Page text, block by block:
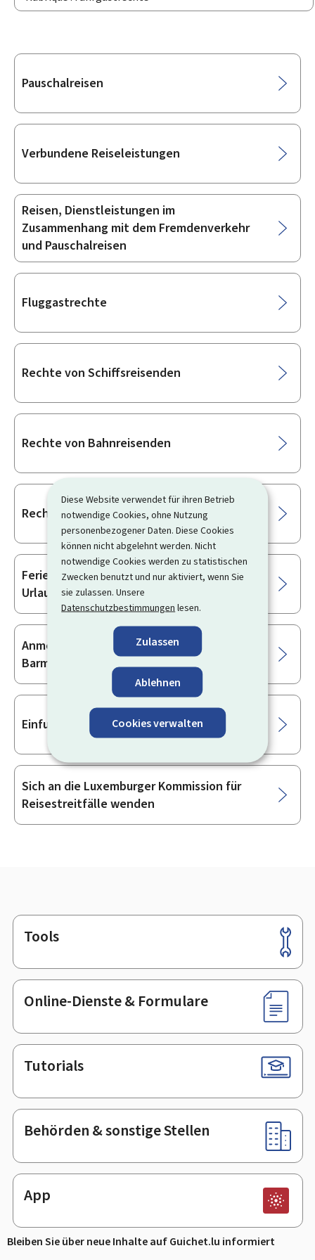
Diese Website verwendet für ihren Betrieb
notwendige Cookies, ohne Nutzung
personenbezogener Daten. Diese Cookies
können nicht abgelehnt werden. Nicht
notwendige Cookies werden zu statistischen
Zwecken benutzt und nur aktiviert, wenn Sie
sie zulassen. Unsere
Datenschutzbestimmungen lesen.
Zulassen
Ablehnen
Cookies verwalten
Unterrubriken
Pauschalreisen
Verbundene Reiseleistungen
Reisen, Dienstleistungen im
Zusammenhang mit dem Fremdenverkehr
und Pauschalreisen
Fluggastrechte
Rechte von Schiffsreisenden
Rechte von Bahnreisenden
Rechte von Busreisenden
Ferienwohnrecht und andere langfristige
Urlaubsverträge
Anmeldung grenzüberschreitender
Barmittelbewegungen
Einfuhr von Waren nach Luxemburg
Sich an die Luxemburger Kommission für
Reisestreitfälle wenden
Footer
Tools
Online-Dienste & Formulare
Tutorials
Behörden & sonstige Stellen
App
Bleiben Sie über neue Inhalte auf Guichet.lu informiert